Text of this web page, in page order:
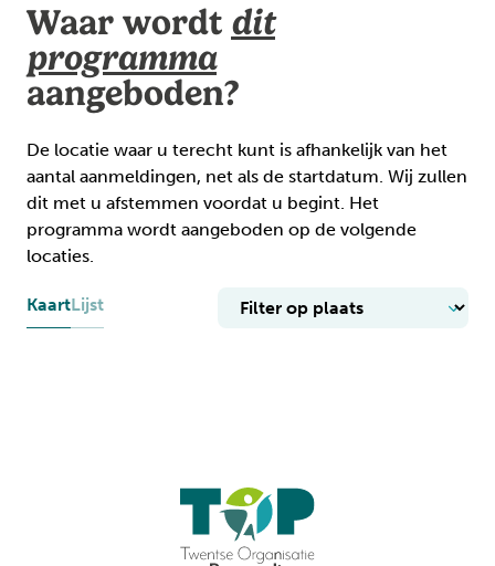
Waar wordt dit
programma
aangeboden?
De locatie waar u terecht kunt is afhankelijk van het
aantal aanmeldingen, net als de startdatum. Wij zullen
dit met u afstemmen voordat u begint. Het
programma wordt aangeboden op de volgende
locaties.
KaartLijst